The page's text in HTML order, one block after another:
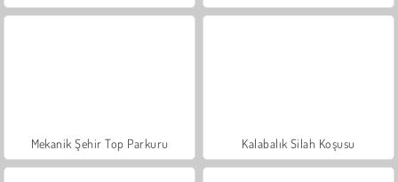
Mekanik Şehir Top Parkuru Kalabalık Silah Koşusu